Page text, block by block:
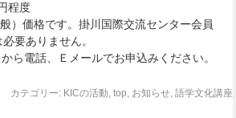
程度
）価格です。掛川国際交流センター会員
要ありません。
ら電話、Ｅメールでお申込みください。
カテゴリー: KICの活動, top, お知らせ, 語学文化講座